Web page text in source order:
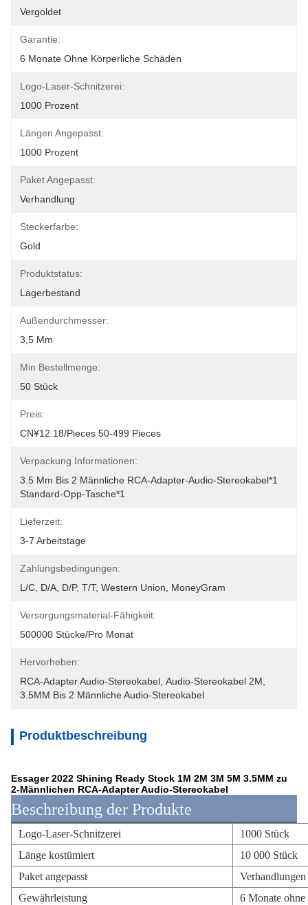
Vergoldet
Garantie:
6 Monate Ohne Körperliche Schäden
Logo-Laser-Schnitzerei:
1000 Prozent
Längen Angepasst:
1000 Prozent
Paket Angepasst:
Verhandlung
Steckerfarbe:
Gold
Produktstatus:
Lagerbestand
Außendurchmesser:
3,5 Mm
Min Bestellmenge:
50 Stück
Preis:
CN¥12.18/pieces 50-499 Pieces
Verpackung Informationen:
3.5 Mm Bis 2 Männliche RCA-Adapter-Audio-Stereokabel*1
Standard-Opp-Tasche*1
Lieferzeit:
3-7 Arbeitstage
Zahlungsbedingungen:
L/C, D/A, D/P, T/T, Western Union, MoneyGram
Versorgungsmaterial-Fähigkeit:
500000 Stücke/pro Monat
Hervorheben:
RCA-Adapter Audio-Stereokabel Audio-Stereokabel 2M
3.5MM Bis 2 Männliche Audio-Stereokabel
Produktbeschreibung
Essager 2022 Shining Ready Stock 1M 2M 3M 5M 3.5MM zu
2-Männlichen RCA-Adapter Audio-Stereokabel
Beschreibung der Produkte
Logo-Laser-Schnitzerei
1000 Stück
Länge kostümiert
10 000 Stück
Paket angepasst
Verhandlungen
Gewährleistung
6 Monate